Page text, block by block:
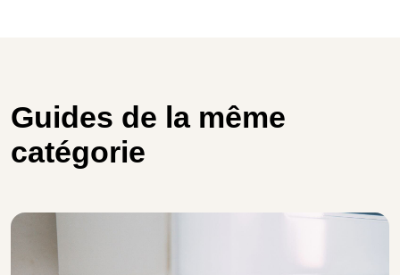
Guides de la même
catégorie